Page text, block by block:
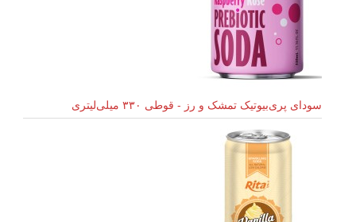
سودای پری‌بیوتیک تمشک و رز - قوطی ۳۳۰ میلی‌لیتری